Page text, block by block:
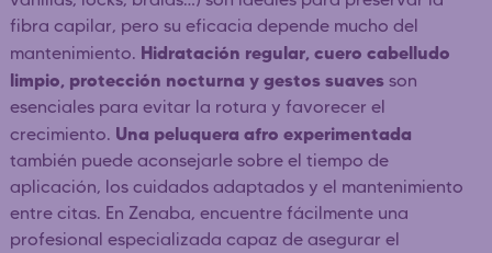
fibra capilar, pero su eficacia depende mucho del
mantenimiento. Hidratación regular, cuero cabelludo
limpio, protección nocturna y gestos suaves son
esenciales para evitar la rotura y favorecer el
crecimiento. Una peluquera afro experimentada
también puede aconsejarle sobre el tiempo de
aplicación, los cuidados adaptados y el mantenimiento
entre citas. En Zenaba, encuentre fácilmente una
profesional especializada capaz de asegurar el